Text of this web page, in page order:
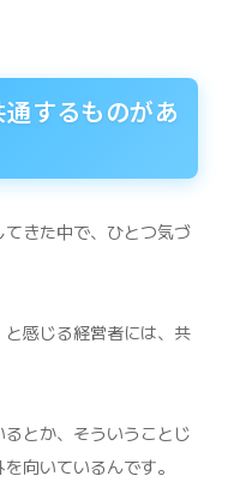
するものがあ
きた中で、ひとつ気づ
と感じる経営者には、共
とか、そういうことじ
向いているんです。